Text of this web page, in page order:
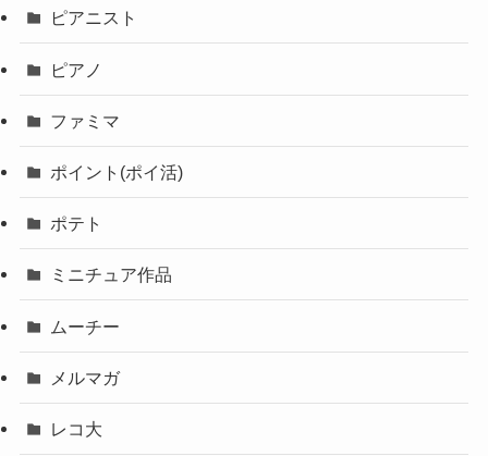
ピアニスト
ピアノ
ファミマ
ポイント(ポイ活)
ポテト
ミニチュア作品
ムーチー
メルマガ
レコ大